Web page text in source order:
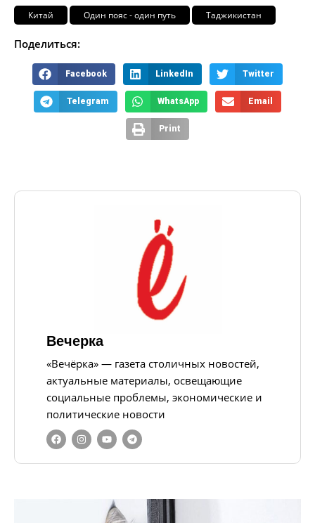
Китай Один пояс - один путь Таджикистан
Поделиться:
Facebook LinkedIn Twitter
Telegram WhatsApp Email
Print
Вечерка
«Вечёрка» — газета столичных новостей,
актуальные материалы, освещающие
социальные проблемы, экономические и
политические новости